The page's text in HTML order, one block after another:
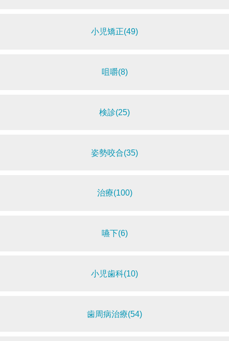
小児矯正(49)
咀嚼(8)
検診(25)
姿勢咬合(35)
治療(100)
嚥下(6)
小児歯科(10)
歯周病治療(54)